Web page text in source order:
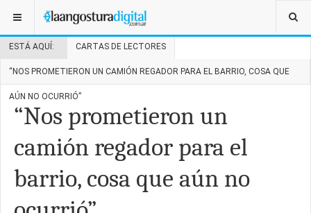
ESTÁ AQUÍ: CARTAS DE LECTORES
“NOS PROMETIERON UN CAMIÓN REGADOR PARA EL BARRIO, COSA QUE
AÚN NO OCURRIÓ”
“Nos prometieron un
camión regador para el
barrio, cosa que aún no